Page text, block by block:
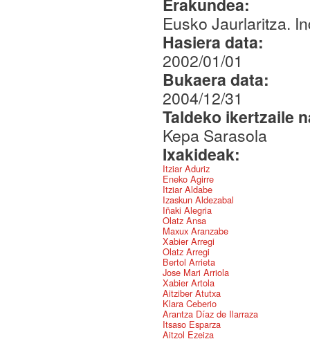
Eusko Jaurlaritza.
Hasiera data:
2002/01/01
Bukaera data:
2004/12/31
Taldeko ikertzaile
Kepa Sarasola
Ixakideak:
Itziar Aduriz
Eneko Agirre
Itziar Aldabe
Izaskun Aldezabal
Iñaki Alegria
Olatz Ansa
Maxux Aranzabe
Xabier Arregi
Olatz Arregi
Bertol Arrieta
Jose Mari Arriola
Xabier Artola
Aitziber Atutxa
Klara Ceberio
Arantza Díaz de Ilarraza
Itsaso Esparza
Aitzol Ezeiza